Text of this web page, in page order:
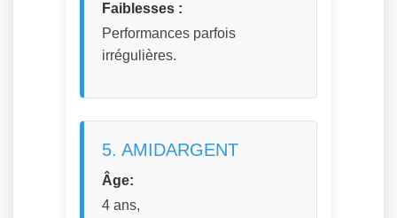
Faiblesses :
Performances parfois
irrégulières.
5. AMIDARGENT
Âge:
4 ans,